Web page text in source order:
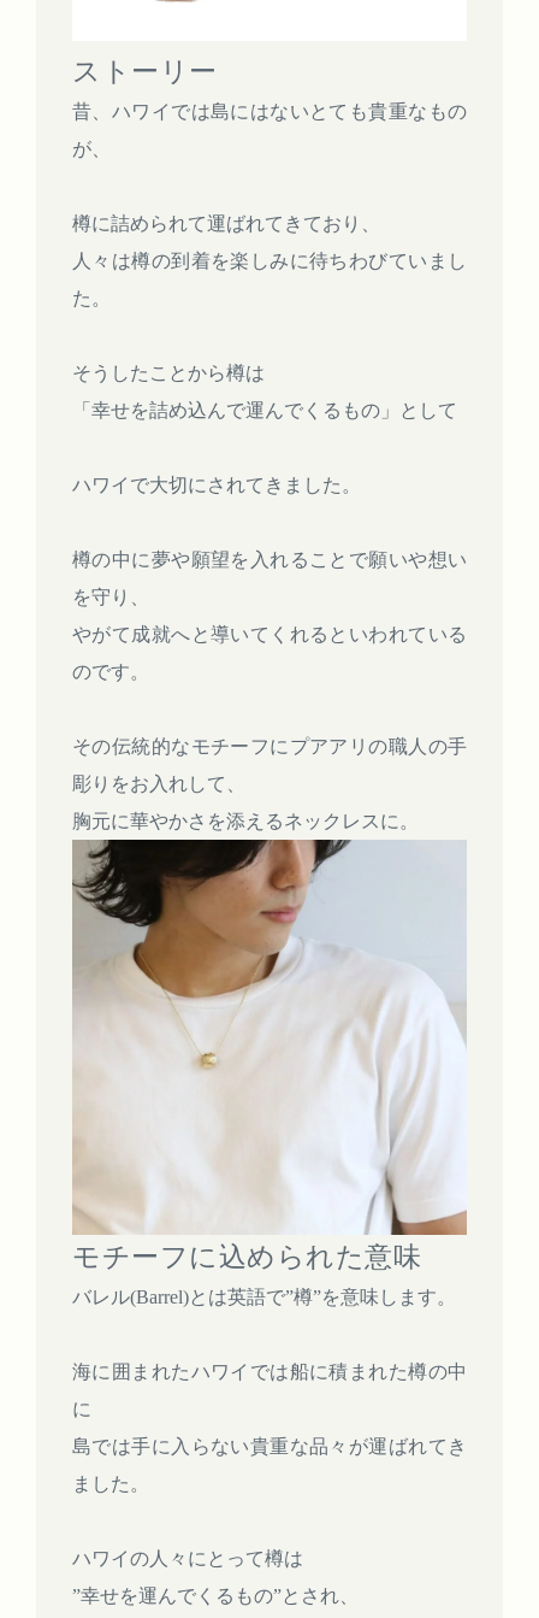
ストーリー
昔、ハワイでは島にはないとても貴重なもの
が、
樽に詰められて運ばれてきており、
人々は樽の到着を楽しみに待ちわびていまし
た。
そうしたことから樽は
「幸せを詰め込んで運んでくるもの」として
ハワイで大切にされてきました。
樽の中に夢や願望を入れることで願いや想い
を守り、
やがて成就へと導いてくれるといわれている
のです。
その伝統的なモチーフにプアアリの職人の手
彫りをお入れして、
胸元に華やかさを添えるネックレスに。
モチーフに込められた意味
バレル(Barrel)とは英語で”樽”を意味します。
海に囲まれたハワイでは船に積まれた樽の中
に
島では手に入らない貴重な品々が運ばれてき
ました。
ハワイの人々にとって樽は
”幸せを運んでくるもの”とされ、